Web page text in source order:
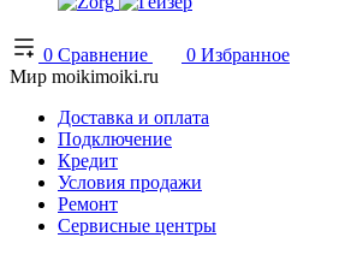
0 Сравнение 0 Избранное
Мир moikimoiki.ru
Доставка и оплата
Подключение
Кредит
Условия продажи
Ремонт
Сервисные центры